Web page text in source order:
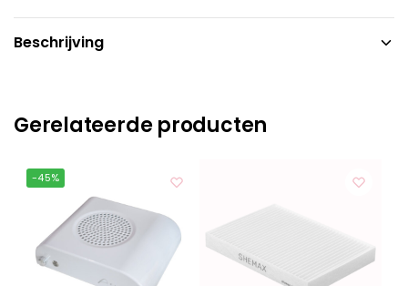
Beschrijving
Gerelateerde producten
-45%